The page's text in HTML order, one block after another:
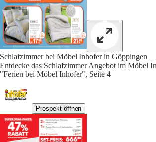
Schlafzimmer bei Möbel Inhofer in Göppingen
Entdecke das Schlafzimmer Angebot im Möbel
"Ferien bei Möbel Inhofer", Seite 4
Prospekt öffnen